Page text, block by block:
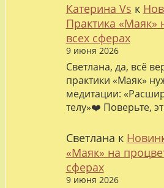
Катерина Vs к
Практика «Маяк»
всех сферах
9 июня 2026
Светлана, да, всё
практики «Маяк»
медитации:
телу»❤️ Поверьте,
Светлана к
«Маяк» на
сферах
9 июня 2026